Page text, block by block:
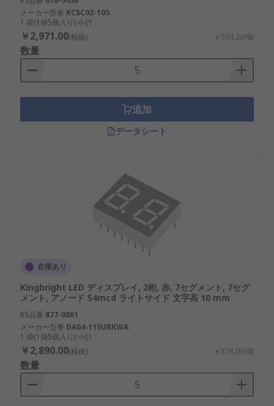
メーカー型番 KCSC02-105
1 袋(1袋5個入り) 小計：
￥2,971.00(税抜) ￥594.20/個
数量
追加
データシート
在庫あり
Kingbright LED ディスプレイ, 2桁, 赤, 7セグメント, 7セグ
メント, アノード 54mcd ライトサイド 文字高 10 mm
RS品番 877-0861
メーカー型番 DA04-11SURKWA
1 袋(1袋5個入り) 小計：
￥2,890.00(税抜) ￥578.00/個
数量